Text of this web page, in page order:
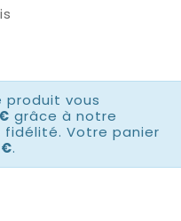
produit vous
grâce à notre
fidélité. Votre panier
.